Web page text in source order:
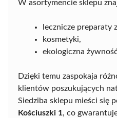
W asortymencie sklepu
lecznicze preparaty
kosmetyki,
ekologiczna
Dzięki temu zaspokaja
klientów poszukujących
Siedziba sklepu mieści się
Kościuszki 1, co